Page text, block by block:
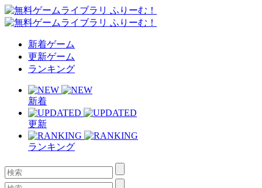
新着ゲーム
更新ゲーム
ランキング
新着
更新
ランキング